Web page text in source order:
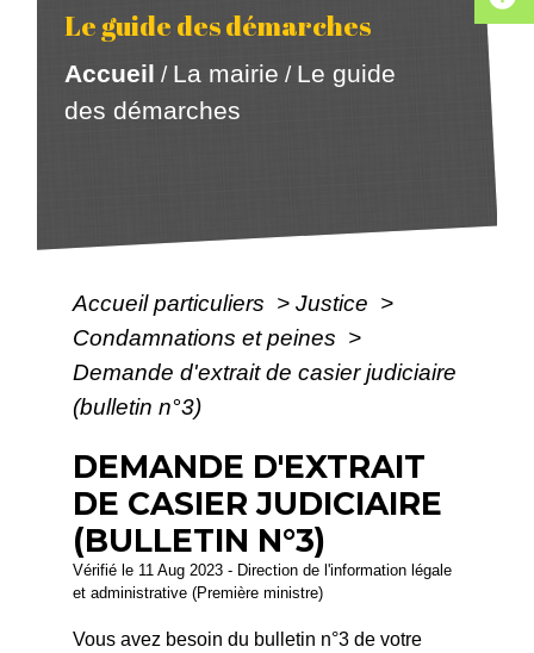
Le guide des démarches
Accueil / La mairie / Le guide
des démarches
Accueil particuliers > Justice >
Condamnations et peines >
Demande d'extrait de casier judiciaire
(bulletin n°3)
DEMANDE D'EXTRAIT
DE CASIER JUDICIAIRE
(BULLETIN N°3)
Vérifié le 11 Aug 2023 - Direction de l'information légale
et administrative (Première ministre)
Vous avez besoin du bulletin n°3 de votre